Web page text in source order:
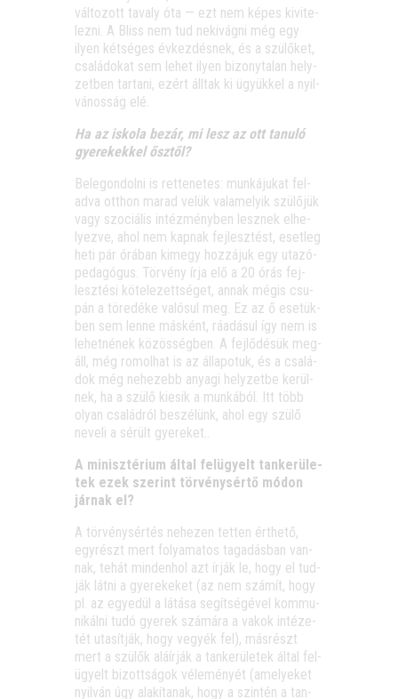
vál­to­zott tavaly óta — ezt nem képes kivi­te­
lez­ni. A Bliss nem tud neki­vág­ni még egy
ilyen két­sé­ges évkez­dés­nek, és a szü­lő­ket,
csa­lá­do­kat sem lehet ilyen bizony­ta­lan hely­
zet­ben tar­ta­ni, ezért áll­tak ki ügyük­kel a nyil­
vá­nos­ság elé.
Ha az isko­la bezár, mi lesz az ott tanu­ló
gye­re­kek­kel ősztől?
Bele­gon­dol­ni is ret­te­ne­tes: mun­ká­ju­kat fel­
ad­va ott­hon marad velük vala­me­lyik szü­lő­jük
vagy szo­ci­á­lis intéz­mény­ben lesz­nek elhe­
lyez­ve, ahol nem kap­nak fej­lesz­tést, eset­leg
heti pár órá­ban kimegy hoz­zá­juk egy uta­zó­
pe­da­gó­gus. Tör­vény írja elő a 20 órás fej­
lesz­té­si köte­le­zett­sé­get, annak még­is csu­
pán a töre­dé­ke való­sul meg. Ez az ő ese­tük­
ben sem len­ne más­ként, ráadá­sul így nem is
lehet­né­nek közös­ség­ben. A fej­lő­dé­sük meg­
áll, még romol­hat is az álla­po­tuk, és a csa­lá­
dok még nehe­zebb anya­gi hely­zet­be kerül­
nek, ha a szü­lő kiesik a mun­ká­ból. Itt több
olyan csa­lád­ról beszé­lünk, ahol egy szü­lő
neve­li a sérült gyereket..
A minisz­té­ri­um által fel­ügyelt tan­ke­rü­le­
tek ezek sze­rint tör­vény­sér­tő módon
jár­nak el?
A tör­vény­sér­tés nehe­zen tet­ten ért­he­tő,
egy­részt mert folya­ma­tos taga­dás­ban van­
nak, tehát min­den­hol azt írják le, hogy el tud­
ják lát­ni a gye­re­ke­ket (az nem szá­mít, hogy
pl. az egye­dül a látá­sa segít­sé­gé­vel kom­mu­
ni­kál­ni tudó gye­rek szá­má­ra a vakok inté­ze­
tét uta­sít­ják, hogy vegyék fel), más­részt
mert a szü­lők alá­ír­ják a tan­ke­rü­le­tek által fel­
ügyelt bizott­sá­gok véle­mé­nyét (ame­lye­ket
nyil­ván úgy ala­kí­ta­nak, hogy a szin­tén a tan­